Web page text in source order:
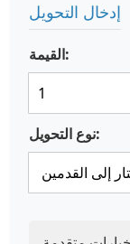
إدخال التحويل
القيمة:
نوع التحويل: